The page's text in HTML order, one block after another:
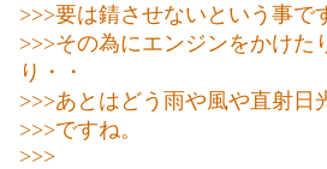
>>>要は錆させないという事で
>>>その為にエンジンをかけ
り・・
>>>あとはどう雨や風や直射日
>>>ですね。
>>>